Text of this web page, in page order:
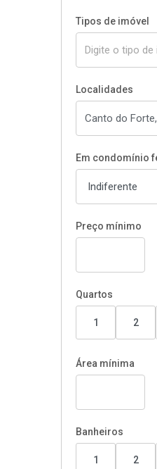
Tipos de imóvel
Localidades
Em condomínio
Preço mínimo
Quartos
1 2
Área mínima
Banheiros
1 2